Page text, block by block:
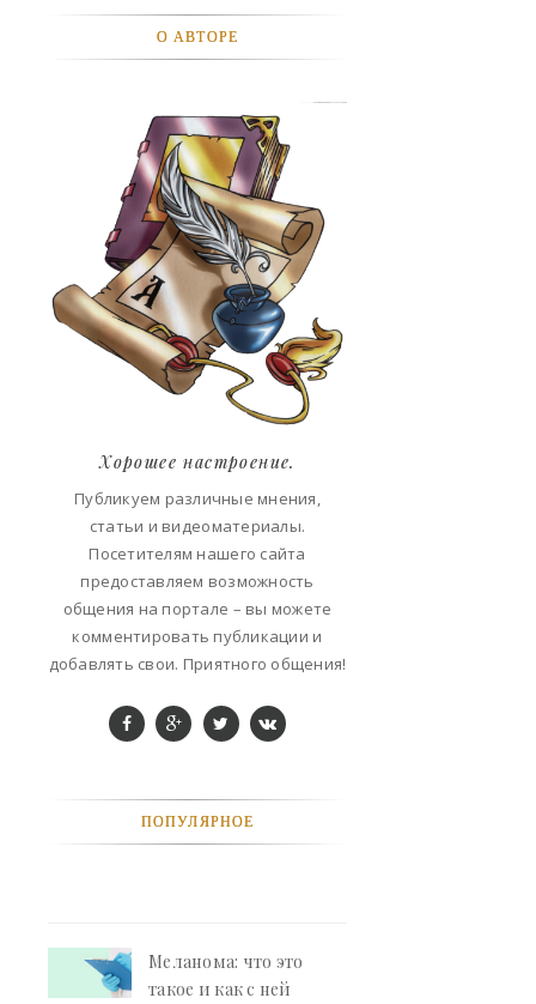
ЛЮДИ
ПОДРОСТКИ
ГОРОДА
ЭКСПЕРЕМЕНТЫ
ЖИЛЬЕ
ЗВЕЗДЫ
О АВТОРЕ
Хорошее настроение.
Публикуем различные мнения,
статьи и видеоматериалы.
Посетителям нашего сайта
предоставляем возможность
общения на портале – вы можете
комментировать публикации и
добавлять свои. Приятного общения!
ПОПУЛЯРНОЕ
Меланома: что это
такое и как с ней